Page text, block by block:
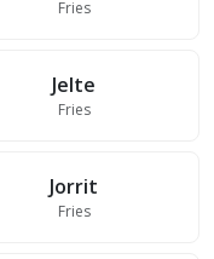
Fries
Jelte
Fries
Jorrit
Fries